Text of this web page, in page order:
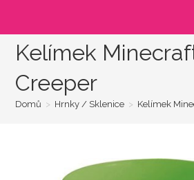
Kelímek
Creeper
Domů > Hrnky / Sklenice > Kelímek